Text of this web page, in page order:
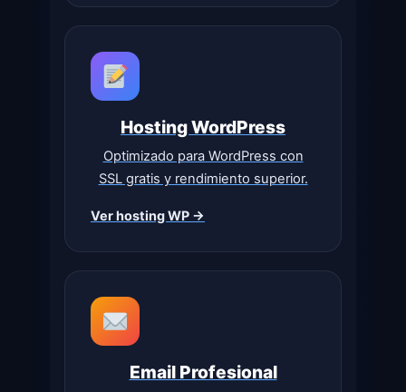
Hosting WordPress
Optimizado para WordPress con
SSL gratis y rendimiento superior.
Ver hosting WP →
Email Profesional